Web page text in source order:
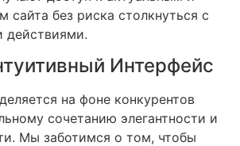
сайта без риска столкнуться с
действиями.
Интерфейс
на фоне конкурентов
сочетанию элегантности и
Мы заботимся о том, чтобы